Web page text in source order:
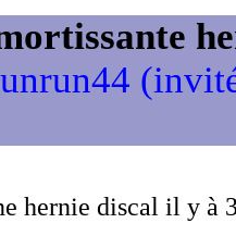
hernie discal il y à